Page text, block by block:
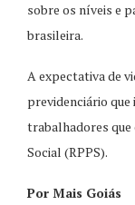
sobre os níveis e
brasileira.
A expectativa de
previdenciário
trabalhadores que
Social (RPPS).
Por Mais Goiás